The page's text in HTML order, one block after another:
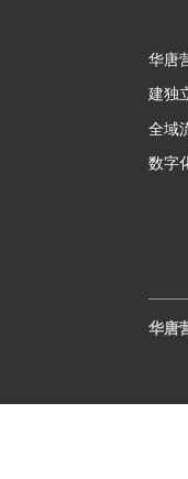
华唐
建独
全域
数字
华唐